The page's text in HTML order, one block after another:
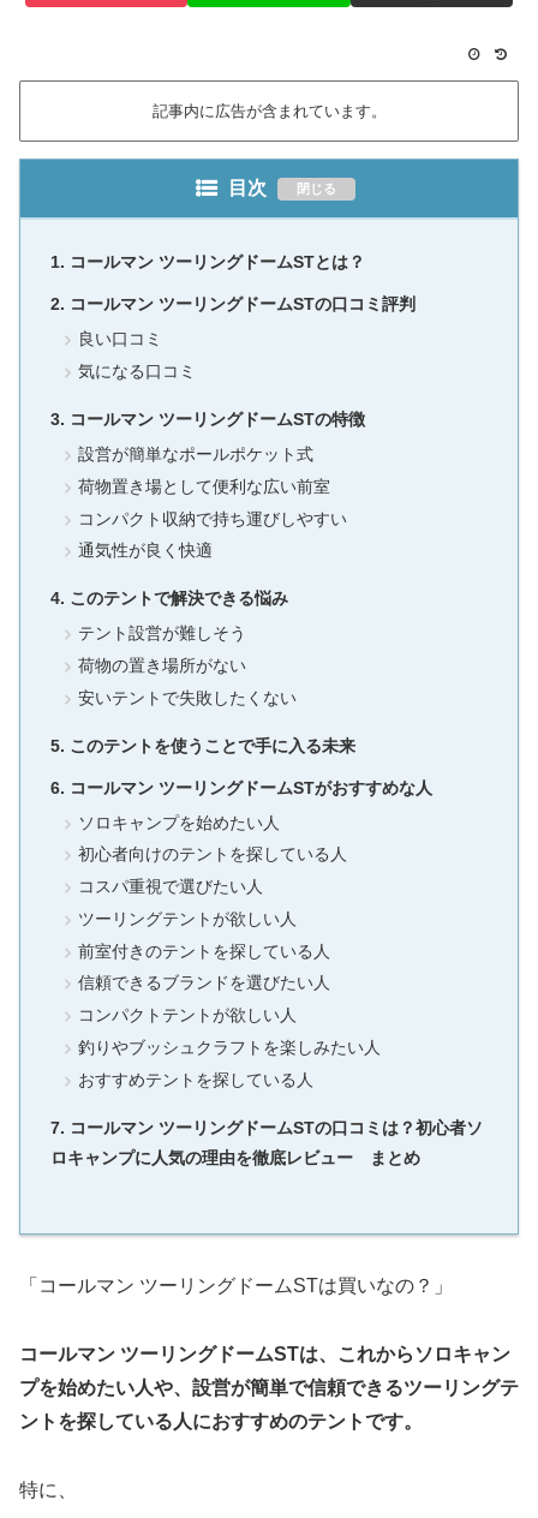
記事内に広告が含まれています。
目次
コールマン ツーリングドームSTとは？
コールマン ツーリングドームSTの口コミ評判
良い口コミ
気になる口コミ
コールマン ツーリングドームSTの特徴
設営が簡単なポールポケット式
荷物置き場として便利な広い前室
コンパクト収納で持ち運びしやすい
通気性が良く快適
このテントで解決できる悩み
テント設営が難しそう
荷物の置き場所がない
安いテントで失敗したくない
このテントを使うことで手に入る未来
コールマン ツーリングドームSTがおすすめな人
ソロキャンプを始めたい人
初心者向けのテントを探している人
コスパ重視で選びたい人
ツーリングテントが欲しい人
前室付きのテントを探している人
信頼できるブランドを選びたい人
コンパクトテントが欲しい人
釣りやブッシュクラフトを楽しみたい人
おすすめテントを探している人
コールマン ツーリングドームSTの口コミは？初心者ソ
ロキャンプに人気の理由を徹底レビュー まとめ
「コールマン ツーリングドームSTは買いなの？」
コールマン ツーリングドームSTは、これからソロキャン
プを始めたい人や、設営が簡単で信頼できるツーリングテ
ントを探している人におすすめのテントです。
特に、